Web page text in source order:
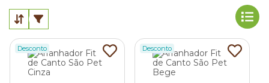
Em geral, eles são divididos em duas categoriais: acessórios
verticais
, que permitem que o gato arranhe em pé, e os
horizontais, para os momentos de descanso.
Dentro destes grupos, há opções para sofás, paredes, em
torre, com brinquedos, e muitos outros. A seguir, conheça
Desconto Desconto